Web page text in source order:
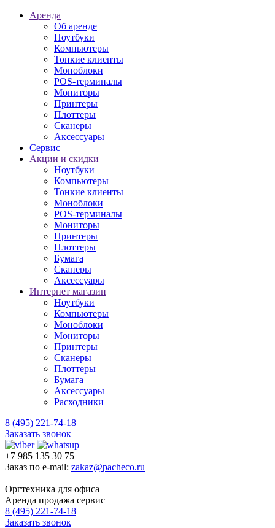
Аренда
Об аренде
Ноутбуки
Компьютеры
Тонкие клиенты
Моноблоки
POS-терминалы
Мониторы
Принтеры
Плоттеры
Сканеры
Аксессуары
Сервис
Акции и скидки
Ноутбуки
Компьютеры
Тонкие клиенты
Моноблоки
POS-терминалы
Мониторы
Принтеры
Плоттеры
Бумага
Сканеры
Аксессуары
Интернет магазин
Ноутбуки
Компьютеры
Моноблоки
Мониторы
Принтеры
Сканеры
Плоттеры
Бумага
Аксессуары
Расходники
8 (495) 221-74-18
Заказать звонок
+7 985 135 30 75
Заказ по e-mail: zakaz@pacheco.ru
Оргтехника для офиса
Аренда продажа сервис
8 (495) 221-74-18
Заказать звонок